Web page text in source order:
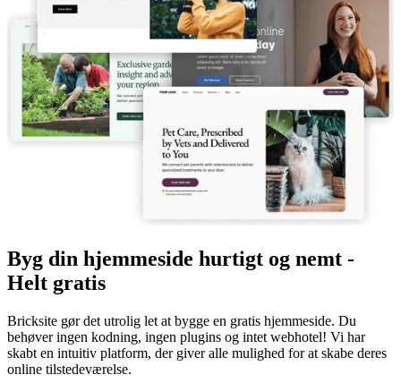
Byg din hjemmeside hurtigt og nemt -
Helt gratis
Bricksite gør det utrolig let at bygge en gratis hjemmeside. Du
behøver ingen kodning, ingen plugins og intet webhotel! Vi har
skabt en intuitiv platform, der giver alle mulighed for at skabe deres
online tilstedeværelse.